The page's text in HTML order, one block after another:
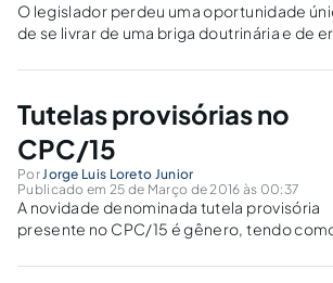
O legislador perdeu uma oportunidade
de se livrar de uma briga doutrinária e de
exclusão do protesto. Ainda é necessária a
Tutelas provisórias no
CPC/15
Por Jorge Luis Loreto Junior
Publicado em 25 de Março de 2016 às 00:37
A novidade denominada tutela provisória
presente no CPC/15 é gênero, tendo
presente estudo visa esclarecer de forma